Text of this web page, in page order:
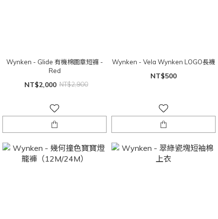
Wynken - Glide 有機棉圖章短褲 -
Red
NT$2,000 NT$2,900
Wynken - Vela Wynken LOGO長襪
NT$500